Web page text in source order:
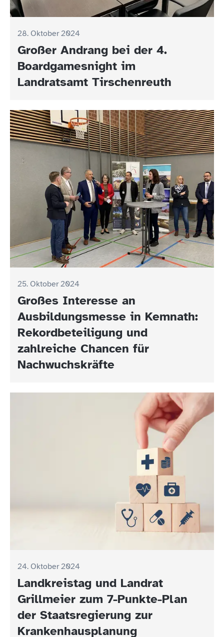
28. Oktober 2024
Großer Andrang bei der 4.
Boardgamesnight im
Landratsamt Tirschenreuth
25. Oktober 2024
Großes Interesse an
Ausbildungsmesse in Kemnath:
Rekordbeteiligung und
zahlreiche Chancen für
Nachwuchskräfte
24. Oktober 2024
Landkreistag und Landrat
Grillmeier zum 7-Punkte-Plan
der Staatsregierung zur
Krankenhausplanung